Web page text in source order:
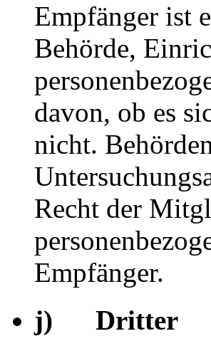
Empfänger ist
Behörde,
davon, ob es
nicht.
Recht der
Empfänger.
j) Dritter